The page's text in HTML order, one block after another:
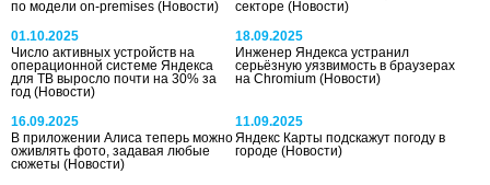
по модели on-premises (Новости)
секторе(Новости)
01.10.2025
Число активных устройств на
операционной системе Яндекса
для ТВ выросло почти на 30% за
год (Новости)
18.09.2025
Инженер Яндекса устранил
серьёзную уязвимость в браузерах
на Chromium(Новости)
16.09.2025
В приложении Алиса теперь можно
оживлять фото, задавая любые
сюжеты (Новости)
11.09.2025
Яндекс Карты подскажут погоду в
городе(Новости)